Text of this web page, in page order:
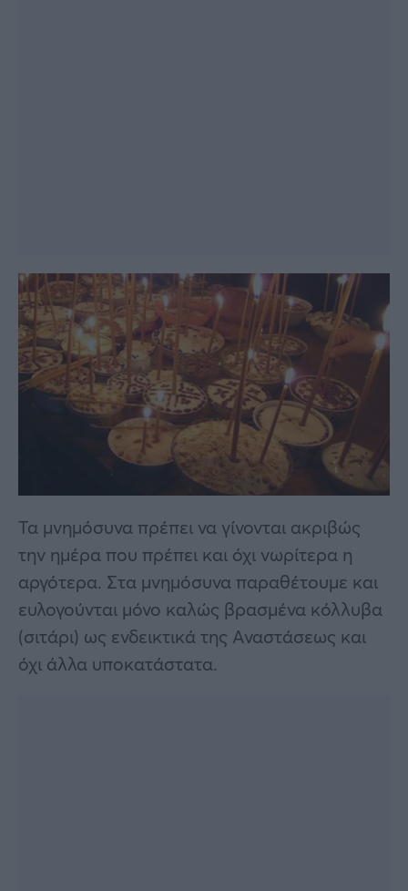
Τα μνημόσυνα πρέπει να γίνονται ακριβώς
την ημέρα που πρέπει και όχι νωρίτερα η
αργότερα. Στα μνημόσυνα παραθέτουμε και
ευλογούνται μόνο καλώς βρασμένα κόλλυβα
(σιτάρι) ως ενδεικτικά της Αναστάσεως και
όχι άλλα υποκατάστατα.